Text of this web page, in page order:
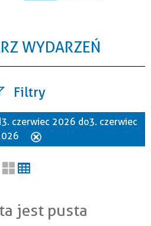
WYDARZEŃ
Filtry
3. czerwiec 2026 do 3. czerwiec
jest pusta